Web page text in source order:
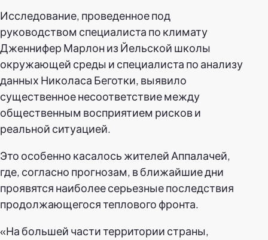
Исследование, проведенное под
руководством специалиста по климату
Дженнифер Марлон из Йельской школы
окружающей среды и специалиста по анализу
данных Николаса Беготки, выявило
существенное несоответствие между
общественным восприятием рисков и
реальной ситуацией.
Это особенно касалось жителей Аппалачей,
где, согласно прогнозам, в ближайшие дни
проявятся наиболее серьезные последствия
продолжающегося теплового фронта.
«На большей части территории страны,